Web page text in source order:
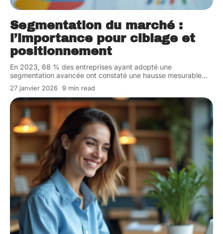
Segmentation du marché :
l’importance pour ciblage et
positionnement
En 2023, 68 % des entreprises ayant adopté une
segmentation avancée ont constaté une hausse mesurable…
27 janvier 2026 9 min read